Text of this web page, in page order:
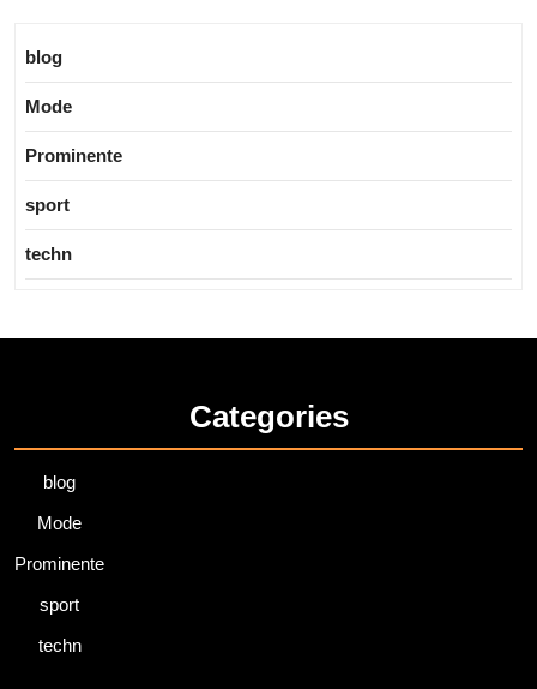
blog
Mode
Prominente
sport
techn
Categories
blog
Mode
Prominente
sport
techn